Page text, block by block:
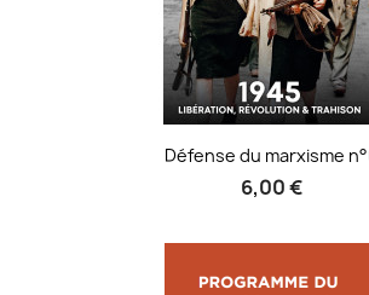
Défense du marxisme
6,00 €